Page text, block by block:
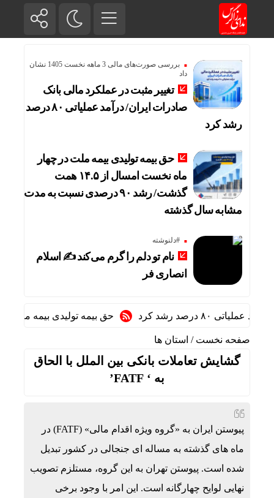
بررسی صورت‌های مالی 3 ماهه نخست 1405 نشان
داد
تغییر مثبت در عملکرد مالی بانک
صادرات ایران/ درآمد عملیاتی ۸۰ درصد
رشد کرد
حق بیمه تولیدی بیمه ملت در چهار
ماه نخست امسال از ۱۴.۵ همت
گذشت/ رشد ۹۰ درصدی نسبت به مدت
مشابه سال گذشته
#دلنوشته
نام تو دلم را گرم می‌کند ✍️ اسلام
انصاری فر
رشد کرد حق بیمه تولیدی بیمه ملت در چهار ماه نخست امسال از ۱۴.۵ همت
صفحه نخست / استان ها
گشایش تعاملات بانکی بین الملل با الحاق
به ‘ FATF’
پیوستن ایران به «گروه ویژه اقدام مالی» (FATF) در
ماه های گذشته به مساله ای جنجالی در کشور تبدیل
شده است. پیوستن تهران به این گروه، مستلزم تصویب
نهایی لوایح چهارگانه است. این امر با وجود برخی